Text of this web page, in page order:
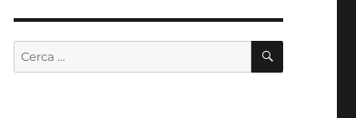
Cerca: CERCA